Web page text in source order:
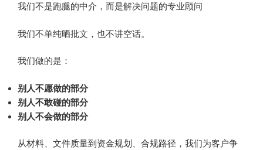
我们不是跑腿的中介，而是解决问题的专业顾问
我们不单纯晒批文，也不讲空话。
我们做的是：
别人不愿做的部分
别人不敢碰的部分
别人不会做的部分
从材料、文件质量到资金规划、合规路径，我们为客户争